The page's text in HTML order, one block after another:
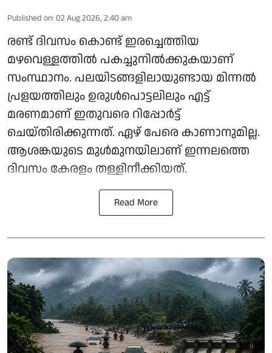
Published on: 02 Aug 2026, 2:40 am
രണ്ട് ദിവസം കൊണ്ട് ഇരച്ചെത്തിയ
മഴവെള്ളത്തിൽ പകച്ചുനിൽക്കുകയാണ്
സംസ്ഥാനം. പലയിടങ്ങളിലായുണ്ടായ മിന്നൽ
പ്രളയത്തിലും ഉരുൾപൊട്ടലിലും എട്ട്
മരണമാണ് ഇതുവരെ റിപ്പോർട്ട്
ചെയ്തിരിക്കുന്നത്. ഏഴ് പേരെ കാണാനുമില്ല.
ആശങ്കയുടെ മുൾമുനയിലാണ് ഇന്നലത്തെ
ദിവസം കേരളം തള്ളിനീക്കിയത്.
Read More